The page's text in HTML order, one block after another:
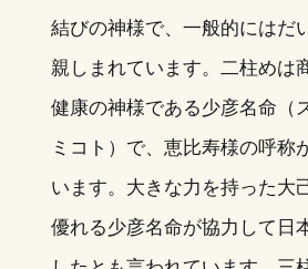
結びの神様で、一般的にはだ
親しまれています。二柱めは
健康の神様である少彦名命（
ミコト）で、恵比寿様の呼称
います。大きな力を持った大
優れる少彦名命が協力して日